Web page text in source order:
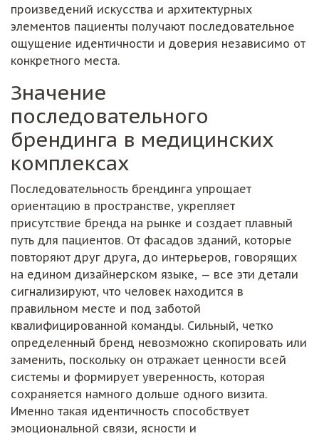
произведений искусства и архитектурных
элементов пациенты получают последовательное
ощущение идентичности и доверия независимо от
конкретного места.
Значение
последовательного
брендинга в медицинских
комплексах
Последовательность брендинга упрощает
ориентацию в пространстве, укрепляет
присутствие бренда на рынке и создает плавный
путь для пациентов. От фасадов зданий, которые
повторяют друг друга, до интерьеров, говорящих
на едином дизайнерском языке, — все эти детали
сигнализируют, что человек находится в
правильном месте и под заботой
квалифицированной команды. Сильный, четко
определенный бренд невозможно скопировать или
заменить, поскольку он отражает ценности всей
системы и формирует уверенность, которая
сохраняется намного дольше одного визита.
Именно такая идентичность способствует
эмоциональной связи, ясности и